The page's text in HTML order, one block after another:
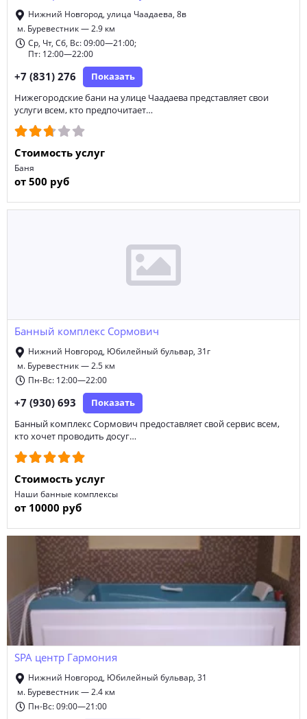
Нижний Новгород, улица Чаадаева, 8в
м. Буревестник — 2.9 км
Ср, Чт, Сб, Вс: 09:00—21:00;
Пт: 12:00—22:00
+7 (831) 276 Показать
Нижегородские бани на улице Чаадаева представляет свои
услуги всем, кто предпочитает…
Стоимость услуг
Баня
от 500 руб
Банный комплекс Сормович
Нижний Новгород, Юбилейный бульвар, 31г
м. Буревестник — 2.5 км
Пн-Вс: 12:00—22:00
+7 (930) 693 Показать
Банный комплекс Сормович предоставляет свой сервис всем,
кто хочет проводить досуг…
Стоимость услуг
Наши банные комплексы
от 10000 руб
SPA центр Гармония
Нижний Новгород, Юбилейный бульвар, 31
м. Буревестник — 2.4 км
Пн-Вс: 09:00—21:00